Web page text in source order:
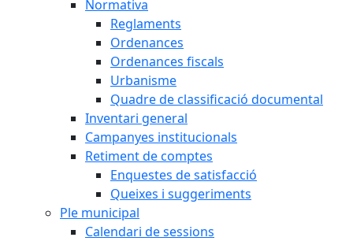
Normativa
Reglaments
Ordenances
Ordenances fiscals
Urbanisme
Quadre de classificació documental
Inventari general
Campanyes institucionals
Retiment de comptes
Enquestes de satisfacció
Queixes i suggeriments
Ple municipal
Calendari de sessions